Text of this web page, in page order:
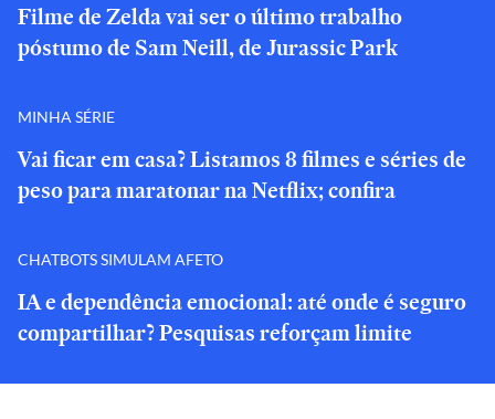
Filme de Zelda vai ser o último trabalho
póstumo de Sam Neill, de Jurassic Park
MINHA SÉRIE
Vai ficar em casa? Listamos 8 filmes e séries de
peso para maratonar na Netflix; confira
CHATBOTS SIMULAM AFETO
IA e dependência emocional: até onde é seguro
compartilhar? Pesquisas reforçam limite